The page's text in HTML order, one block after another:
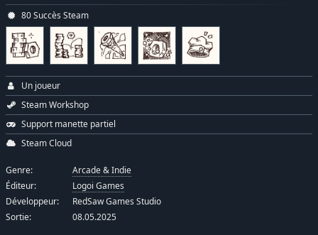
80 Succès Steam
Un joueur
Steam Workshop
Support manette partiel
Steam Cloud
Genre:
Arcade & Indie
Éditeur:
Logoi Games
Développeur:
RedSaw Games Studio
Sortie:
08.05.2025